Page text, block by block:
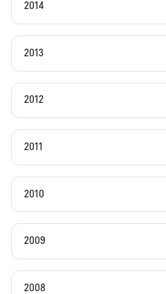
2014
2013
2012
2011
2010
2009
2008